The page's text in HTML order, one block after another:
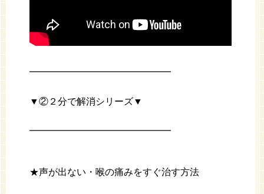
━━━━━━━━━━━━━━━
▼②２分で解消シリーズ▼
━━━━━━━━━━━━━━━
★声が出ない・喉の痛みをすぐ治す方法